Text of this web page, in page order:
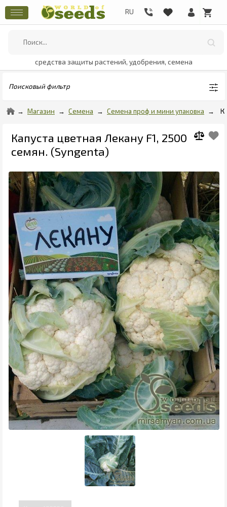
средства защиты растений, удобрения, семена
Поисковый фильтр
Магазин Семена Семена проф и мини упаковка
Капуста цветная Лекану F1, 2500
семян. (Syngenta)